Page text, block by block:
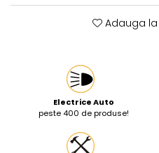
Protectia muncii
Suport auto
Suport motocicleta
Tunuri de caldura si aeroteme
Adauga la
Electrice Auto
peste 400 de produse!